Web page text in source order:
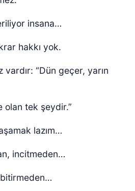
insana…
hakkı yok.
vardır: “Dün geçer, yarın
olan tek şeydir.”
lazım…
incitmeden…